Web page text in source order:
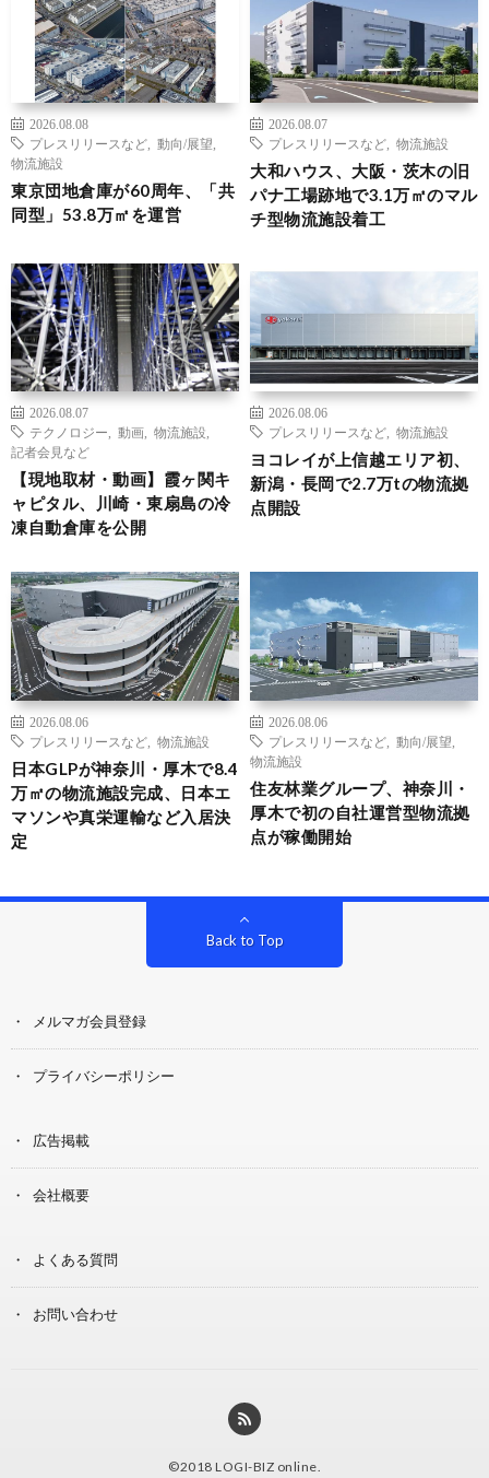
2026.08.08
プレスリリースなど
動向/展望
物流施設
東京団地倉庫が60周年、「共
同型」53.8万㎡を運営
2026.08.07
プレスリリースなど
物流施設
大和ハウス、大阪・茨木の旧
パナ工場跡地で3.1万㎡のマル
チ型物流施設着工
2026.08.07
テクノロジー
動画 物流施設
記者会見など
【現地取材・動画】霞ヶ関キ
ャピタル、川崎・東扇島の冷
凍自動倉庫を公開
2026.08.06
プレスリリースなど
物流施設
ヨコレイが上信越エリア初、
新潟・長岡で2.7万tの物流拠
点開設
2026.08.06
プレスリリースなど
物流施設
日本GLPが神奈川・厚木で8.4
万㎡の物流施設完成、日本エ
マソンや真栄運輸など入居決
定
2026.08.06
プレスリリースなど
動向/展望
物流施設
住友林業グループ、神奈川・
厚木で初の自社運営型物流拠
点が稼働開始
Back to Top
メルマガ会員登録
プライバシーポリシー
広告掲載
会社概要
よくある質問
お問い合わせ
©2018 LOGI-BIZ online